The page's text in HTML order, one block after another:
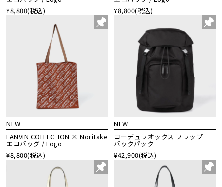
¥8,800(税込)
¥8,800(税込)
NEW
LANVIN COLLECTION × Noritake
エコバッグ / Logo
¥8,800(税込)
NEW
コーデュラオックス フラップ
バックパック
¥42,900(税込)